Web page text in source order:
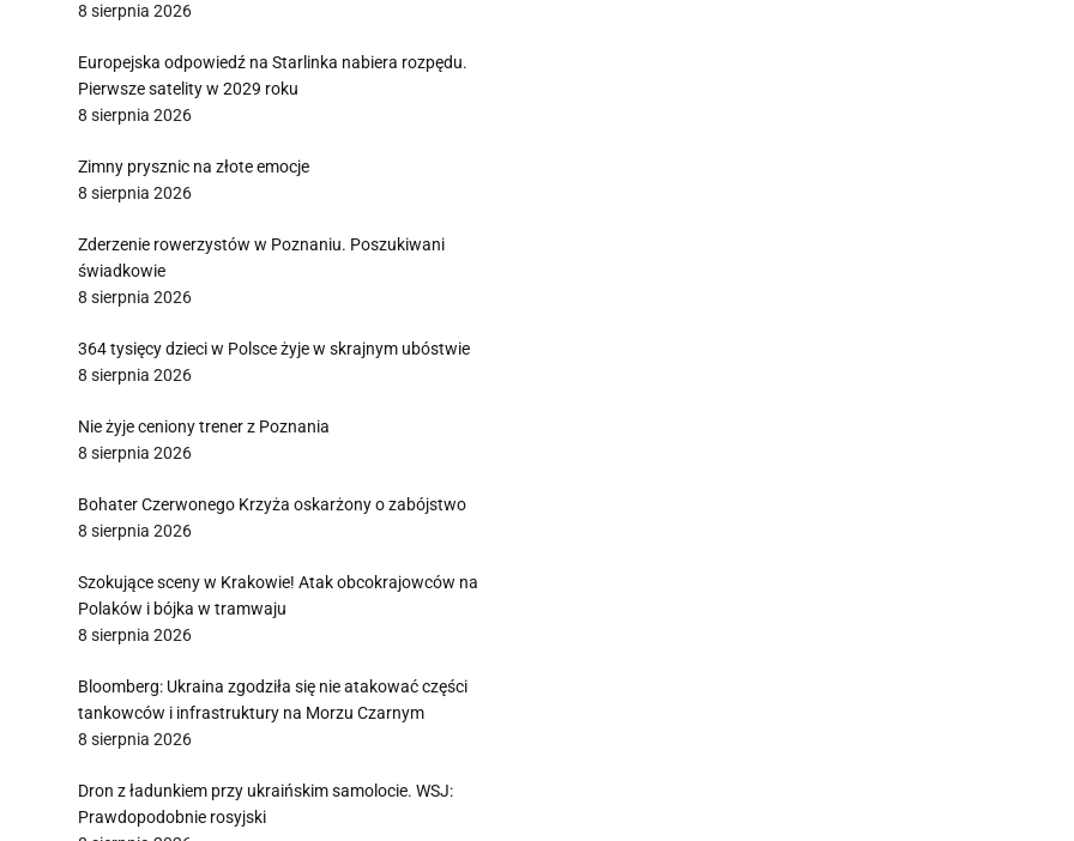
8 sierpnia 2026
Europejska odpowiedź na Starlinka nabiera rozpędu.
Pierwsze satelity w 2029 roku
8 sierpnia 2026
Zimny prysznic na złote emocje
8 sierpnia 2026
Zderzenie rowerzystów w Poznaniu. Poszukiwani
świadkowie
8 sierpnia 2026
364 tysięcy dzieci w Polsce żyje w skrajnym ubóstwie
8 sierpnia 2026
Nie żyje ceniony trener z Poznania
8 sierpnia 2026
Bohater Czerwonego Krzyża oskarżony o zabójstwo
8 sierpnia 2026
Szokujące sceny w Krakowie! Atak obcokrajowców na
Polaków i bójka w tramwaju
8 sierpnia 2026
Bloomberg: Ukraina zgodziła się nie atakować części
tankowców i infrastruktury na Morzu Czarnym
8 sierpnia 2026
Dron z ładunkiem przy ukraińskim samolocie. WSJ:
Prawdopodobnie rosyjski